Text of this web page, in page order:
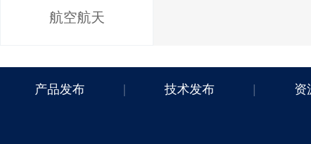
航空航天
产品发布 技术发布 资